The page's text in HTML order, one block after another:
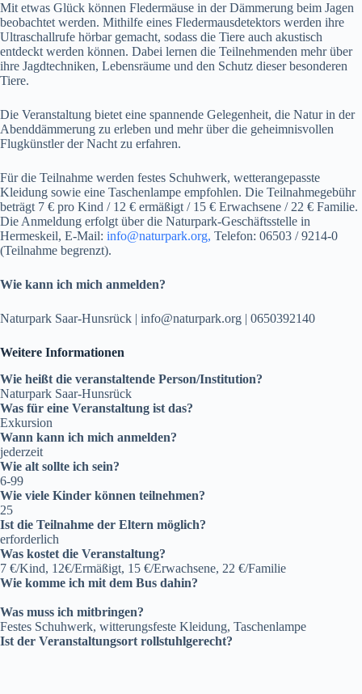
Mit etwas Glück können Fledermäuse in der Dämmerung beim Jagen
beobachtet werden. Mithilfe eines Fledermausdetektors werden ihre
Ultraschallrufe hörbar gemacht, sodass die Tiere auch akustisch
entdeckt werden können. Dabei lernen die Teilnehmenden mehr über
ihre Jagdtechniken, Lebensräume und den Schutz dieser besonderen
Tiere.
Die Veranstaltung bietet eine spannende Gelegenheit, die Natur in der
Abenddämmerung zu erleben und mehr über die geheimnisvollen
Flugkünstler der Nacht zu erfahren.
Für die Teilnahme werden festes Schuhwerk, wetterangepasste
Kleidung sowie eine Taschenlampe empfohlen. Die Teilnahmegebühr
beträgt 7 € pro Kind / 12 € ermäßigt / 15 € Erwachsene / 22 € Familie.
Die Anmeldung erfolgt über die Naturpark-Geschäftsstelle in
Hermeskeil, E-Mail: info@naturpark.org, Telefon: 06503 / 9214-0
(Teilnahme begrenzt).
Wie kann ich mich anmelden?
Naturpark Saar-Hunsrück | info@naturpark.org | 0650392140
Weitere Informationen
Wie heißt die veranstaltende Person/Institution?
Naturpark Saar-Hunsrück
Was für eine Veranstaltung ist das?
Exkursion
Wann kann ich mich anmelden?
jederzeit
Wie alt sollte ich sein?
6-99
Wie viele Kinder können teilnehmen?
25
Ist die Teilnahme der Eltern möglich?
erforderlich
Was kostet die Veranstaltung?
7 €/Kind, 12€/Ermäßigt, 15 €/Erwachsene, 22 €/Familie
Wie komme ich mit dem Bus dahin?
Was muss ich mitbringen?
Festes Schuhwerk, witterungsfeste Kleidung, Taschenlampe
Ist der Veranstaltungsort rollstuhlgerecht?